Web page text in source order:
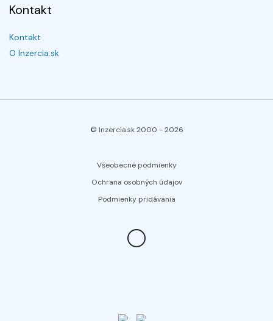
Kontakt
Kontakt
O Inzercia.sk
© Inzercia.sk 2000 -2026
Všeobecné podmienky
Ochrana osobných údajov
Podmienky pridávania